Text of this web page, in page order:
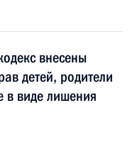
внесены
детей, родители
в виде лишения